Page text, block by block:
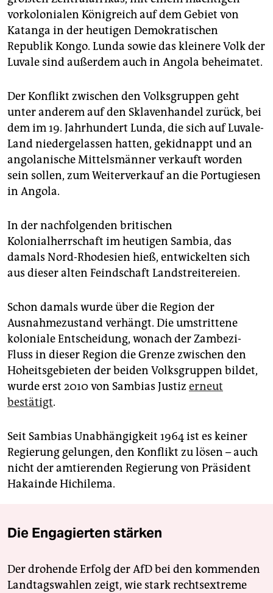
vorkolonialen Königreich auf dem Gebiet von
Katanga in der heutigen Demokratischen
Republik Kongo. Lunda sowie das kleinere Volk der
Luvale sind außerdem auch in Angola beheimatet.
Der Konflikt zwischen den Volksgruppen geht
unter anderem auf den Sklavenhandel zurück, bei
dem im 19. Jahrhundert Lunda, die sich auf Luvale-
Land niedergelassen hatten, gekidnappt und an
angolanische Mittelsmänner verkauft worden
sein sollen, zum Weiterverkauf an die Portugiesen
in Angola.
In der nachfolgenden britischen
Kolonialherrschaft im heutigen Sambia, das
damals Nord-Rhodesien hieß, entwickelten sich
aus dieser alten Feindschaft Landstreitereien.
Schon damals wurde über die Region der
Ausnahmezustand verhängt. Die umstrittene
koloniale Entscheidung, wonach der Zambezi-
Fluss in dieser Region die Grenze zwischen den
Hoheitsgebieten der beiden Volksgruppen bildet,
wurde erst 2010 von Sambias Justiz erneut
bestätigt.
Seit Sambias Unabhängigkeit 1964 ist es keiner
Regierung gelungen, den Konflikt zu lösen – auch
nicht der amtierenden Regierung von Präsident
Hakainde Hichilema.
Die Engagierten stärken
Der drohende Erfolg der AfD bei den kommenden
Landtagswahlen zeigt, wie stark rechtsextreme